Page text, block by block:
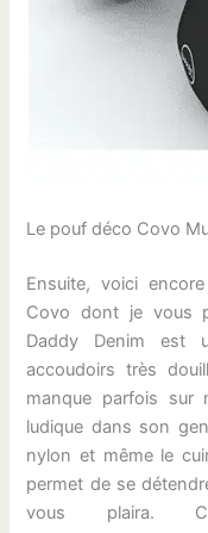
Le pouf déco Covo
Ensuite, voici
Covo dont je vous
Daddy Denim est
accoudoirs très
manque parfois sur
ludique dans son
nylon et même le
permet de se
vous plaira.